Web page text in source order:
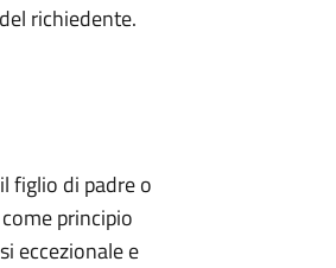
richiedente.
figlio di padre o
principio
eccezionale e